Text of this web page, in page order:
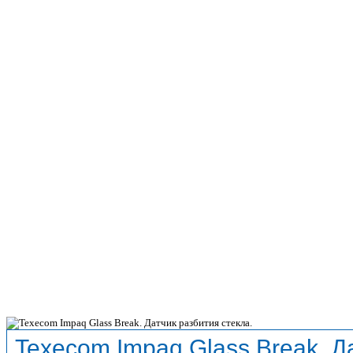
Texecom Impaq Glass Break.